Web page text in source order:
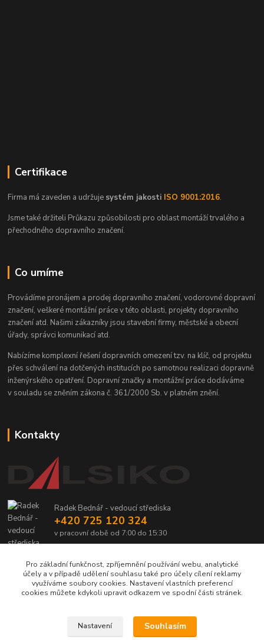
Certifikace
Firma má zaveden a udržuje systém jakosti ISO 9001:2016.
Jsme také držiteli Průkazu způsobilosti pro oblast montáží trvalého a
přechodného dopravního značení.
Co umíme
Provádíme pronájem a prodej dopravního značení, vodorovné dopravní
značení, veškeré montážní práce v této oblasti, projekty dopravního
značení atd. Našimi zákazníky jsou stavební firmy, městské a obecní
úřady, správci komunikací atd.
Nabízíme komplexní řešení dopravních omezení tzv. na klíč, od projektu
přes schválení na dotčených institucích po samotnou realizaci dopravně
inženýrského opatření. Dopravní značky a montážní práce dodáváme
v souladu se zněním zákona č. 361/2000 Sb. v platném znění.
Kontakty
Radek Bednář - vedoucí střediska
+420 725 120 324
v pracovní době od 7:00 do 15:30
Upravit sběr cookies.
Pro základní funkčnost, zpříjemnění používání webu, analytické
účely a v případě udělení souhlasu také pro účely cílení reklamy
využíváme soubory cookies. Nastavení vlastních preferencí
cookies můžete kdykoli upravit odkazem ve spodní části stránek.
Nastavení Souhlasím